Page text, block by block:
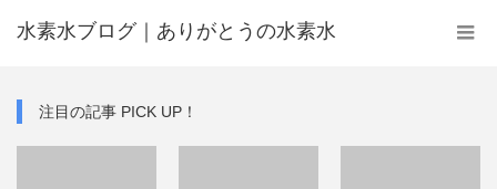
水素水ブログ｜ありがとうの水素水
注目の記事 PICK UP！